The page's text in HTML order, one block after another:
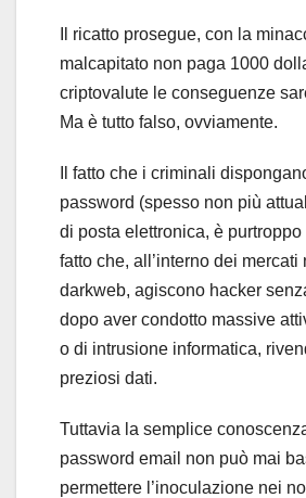
Il ricatto prosegue, con la
malcapitato non paga 1000
criptovalute le conseguenze
Ma è tutto falso, ovviamente.
Il fatto che i criminali
password (spesso non più
di posta elettronica, è purtroppo
fatto che, all’interno dei mercati
darkweb, agiscono hacker
dopo aver condotto massive
o di intrusione informatica,
preziosi dati.
Tuttavia la semplice
password email non può mai
permettere l’inoculazione nei